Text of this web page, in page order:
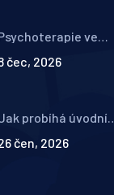
ve
nová
čec, 2026
probíhá úvodní
cíle a co
čen, 2026